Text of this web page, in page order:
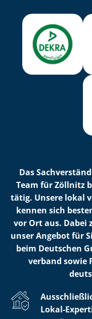
Das
Team für Zöllnitz
tätig. Unsere lokal
kennen sich
vor Ort aus. Dabei
unser Angebot für
beim Deutschen
ver­band sowie
Lokal-